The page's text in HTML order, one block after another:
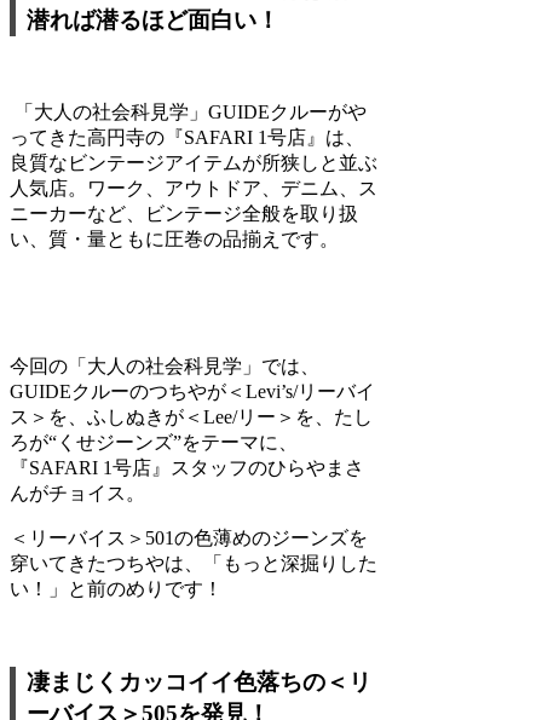
潜れば潜るほど面白い！
「大人の社会科見学」GUIDEクルーがや
ってきた高円寺の『SAFARI 1号店』は、
良質なビンテージアイテムが所狭しと並ぶ
人気店。ワーク、アウトドア、デニム、ス
ニーカーなど、ビンテージ全般を取り扱
い、質・量ともに圧巻の品揃えです。
今回の「大人の社会科見学」では、
GUIDEクルーのつちやが＜Levi’s/リーバイ
ス＞を、ふしぬきが＜Lee/リー＞を、たし
ろが“くせジーンズ”をテーマに、
『SAFARI 1号店』スタッフのひらやまさ
んがチョイス。
＜リーバイス＞501の色薄めのジーンズを
穿いてきたつちやは、「もっと深掘りした
い！」と前のめりです！
凄まじくカッコイイ色落ちの＜リ
ーバイス＞505を発見！